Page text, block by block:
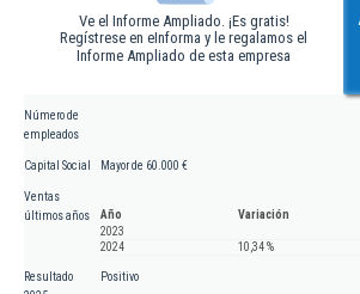
Ve el Informe Ampliado. ¡Es gratis!
Regístrese en eInforma y le regalamos el
Informe Ampliado de esta empresa
Número de
empleados
Capital Social Mayor de 60.000 €
Ventas
últimos años
Año
Variación
2023
2024
10,34 %
Resultado
Positivo